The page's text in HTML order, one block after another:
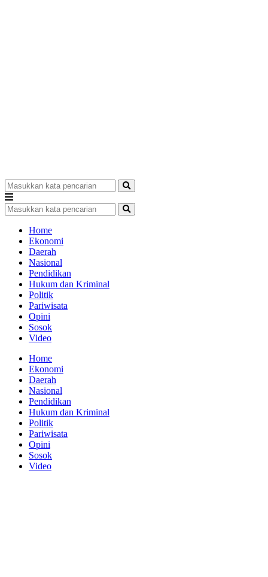
Home
Ekonomi
Daerah
Nasional
Pendidikan
Hukum dan Kriminal
Politik
Pariwisata
Opini
Sosok
Video
Home
Ekonomi
Daerah
Nasional
Pendidikan
Hukum dan Kriminal
Politik
Pariwisata
Opini
Sosok
Video